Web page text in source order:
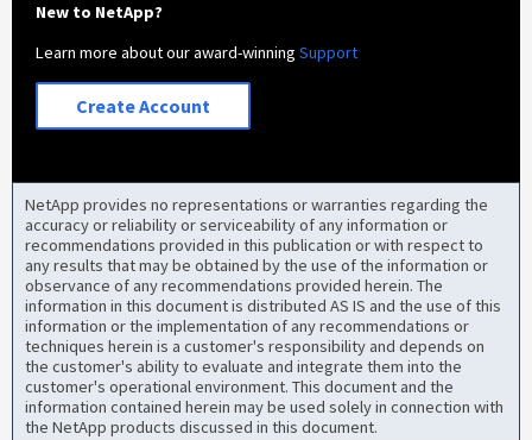
New to NetApp?
Learn more about our award-winningSupport
Create Account
NetApp provides no representations or warranties regarding the
accuracy or reliability or serviceability of any information or
recommendations provided in this publication or with respect to
any results that may be obtained by the use of the information or
observance of any recommendations provided herein. The
information in this document is distributed AS IS and the use of this
information or the implementation of any recommendations or
techniques herein is a customer's responsibility and depends on
the customer's ability to evaluate and integrate them into the
customer's operational environment. This document and the
information contained herein may be used solely in connection with
the NetApp products discussed in this document.